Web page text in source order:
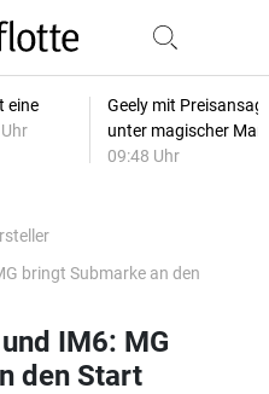
eine
Geely mit
unter magischer
09:48 Uhr
bringt Submarke an den
IM6: MG
den Start